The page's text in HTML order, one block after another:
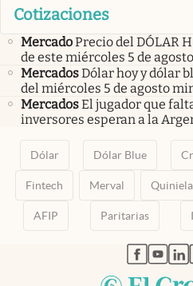
Cotizaciones
MercadoPrecio del DÓLAR
de este miércoles 5 de agosto
MercadosDólar hoy y dólar
del miércoles 5 de agosto
MercadosEl jugador que
inversores esperan a la
Dólar Dólar Blue
Fintech Merval Quiniela
AFIP Paritarias
abre en
abre